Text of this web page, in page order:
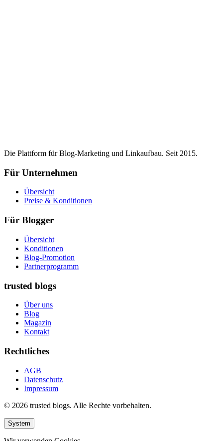
Die Plattform für Blog-Marketing und Linkaufbau. Seit 2015.
Für Unternehmen
Übersicht
Preise & Konditionen
Für Blogger
Übersicht
Konditionen
Blog-Promotion
Partnerprogramm
trusted blogs
Über uns
Blog
Magazin
Kontakt
Rechtliches
AGB
Datenschutz
Impressum
© 2026 trusted blogs. Alle Rechte vorbehalten.
System